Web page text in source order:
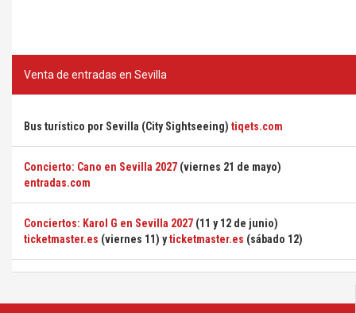
Venta de entradas en Sevilla
Bus turístico por Sevilla (City Sightseeing) tiqets.com
Concierto: Cano en Sevilla 2027 (viernes 21 de mayo)
entradas.com
Conciertos: Karol G en Sevilla 2027 (11 y 12 de junio)
ticketmaster.es (viernes 11) yticketmaster.es (sábado 12)